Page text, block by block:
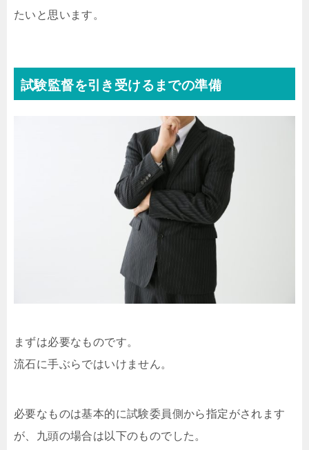
たいと思います。
試験監督を引き受けるまでの準備
まずは必要なものです。
流石に手ぶらではいけません。
必要なものは基本的に試験委員側から指定がされます
が、九頭の場合は以下のものでした。